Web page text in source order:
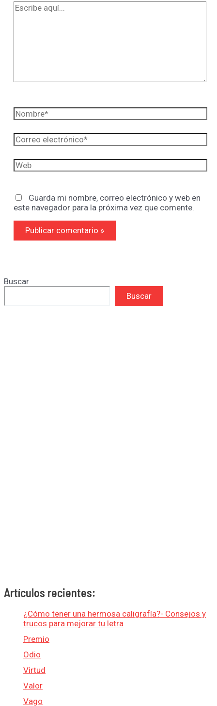
Escribe
Nombre*
Correo
electrónico*
Web
Guarda mi nombre, correo electrónico y web en
este navegador para la próxima vez que comente.
Buscar
Buscar
Artículos recientes:
¿Cómo tener una hermosa caligrafía?- Consejos y
trucos para mejorar tu letra
Premio
Odio
Virtud
Valor
Vago